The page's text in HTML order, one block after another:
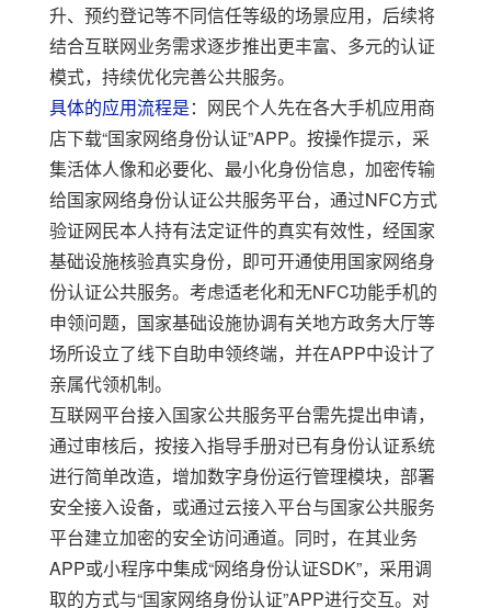
升、预约登记等不同信任等级的场景应用，后续将
结合互联网业务需求逐步推出更丰富、多元的认证
模式，持续优化完善公共服务。
具体的应用流程是：网民个人先在各大手机应用商
店下载“国家网络身份认证”APP。按操作提示，采
集活体人像和必要化、最小化身份信息，加密传输
给国家网络身份认证公共服务平台，通过NFC方式
验证网民本人持有法定证件的真实有效性，经国家
基础设施核验真实身份，即可开通使用国家网络身
份认证公共服务。考虑适老化和无NFC功能手机的
申领问题，国家基础设施协调有关地方政务大厅等
场所设立了线下自助申领终端， 并在APP中设计了
亲属代领机制。
互联网平台接入国家公共服务平台需先提出申请，
通过审核后，按接入指导手册对已有身份认证系统
进行简单改造，增加数字身份运行管理模块，部署
安全接入设备，或通过云接入平台与国家公共服务
平台建立加密的安全访问通道。同时，在其业务
APP或小程序中集成“网络身份认证SDK”，采用调
取的方式与“国家网络身份认证”APP进行交互。对